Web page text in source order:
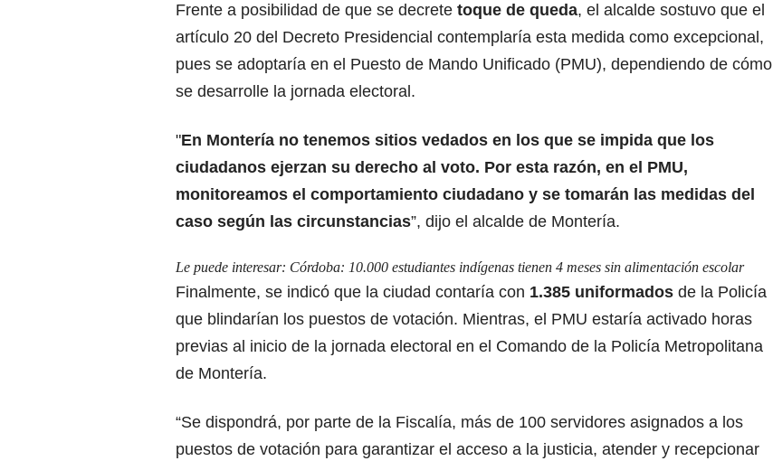
Frente a posibilidad de que se decrete toque de queda, el alcalde sostuvo que el
artículo 20 del Decreto Presidencial contemplaría esta medida como excepcional,
pues se adoptaría en el Puesto de Mando Unificado (PMU), dependiendo de cómo
se desarrolle la jornada electoral.
"En Montería no tenemos sitios vedados en los que se impida que los
ciudadanos ejerzan su derecho al voto. Por esta razón, en el PMU,
monitoreamos el comportamiento ciudadano y se tomarán las medidas del
caso según las circunstancias”, dijo el alcalde de Montería.
Le puede interesar: Córdoba: 10.000 estudiantes indígenas tienen 4 meses sin alimentación escolar
Finalmente, se indicó que la ciudad contaría con 1.385 uniformados de la Policía
que blindarían los puestos de votación. Mientras, el PMU estaría activado horas
previas al inicio de la jornada electoral en el Comando de la Policía Metropolitana
de Montería.
“Se dispondrá, por parte de la Fiscalía, más de 100 servidores asignados a los
puestos de votación para garantizar el acceso a la justicia, atender y recepcionar